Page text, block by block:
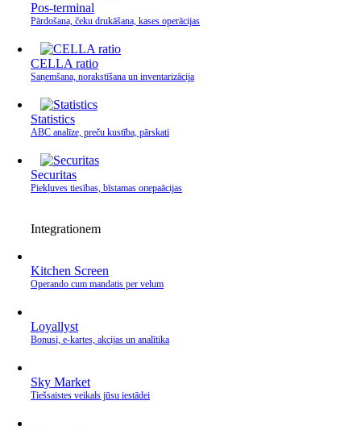
Pos-terminal
Pārdošana, čeku drukāšana, kases operācijas
CELLA ratio
Saņemšana, norakstīšana un inventarizācija
Statistics
ABC analīze, preču kustība, pārskati
Securitas
Piekļuves tiesības, bīstamas операācijas
Integrationem
Kitchen Screen
Operando cum mandatis per velum
Loyallyst
Bonusi, e‑kartes, akcijas un analītika
Sky Market
Tiešsaistes veikals jūsu iestādei